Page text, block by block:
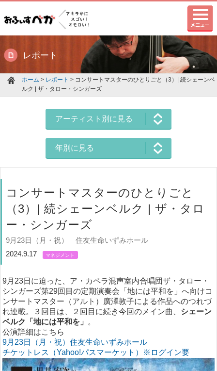
レポート
ホーム > レポート > コンサートマスターのひとりごと（3）| 続シェーンベ
ルク | ザ・タロー・シンガーズ
アーティスト別に見る
年別に見る
コンサートマスターのひとりごと
（3）| 続シェーンベルク | ザ・タロ
ー・シンガーズ
9月23日（月・祝） 住友生命いずみホール
2024.9.17 マネジメント
9月23日に迫った、ア・カペラ混声室内合唱団ザ・タロー・
シンガーズ第29回目の定期演奏会「地には平和を」へ向けコ
ンサートマスター（アルト）廣澤敦子による作品へのつれづ
れ連載。３回目は、２回目に続き今回のメイン曲、 シェーン
ベルク「地には平和を」 。
公演詳細はこちら
9月23日（月・祝）住友生命いずみホール
チケットレス（Yahoo!パスマーケット）※ログイン要